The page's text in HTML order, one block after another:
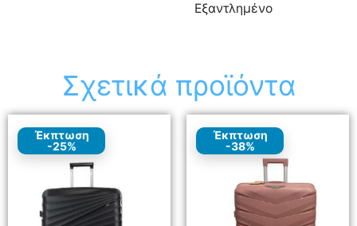
Εξαντλημένο
Σχετικά προϊόντα
Έκπτωση
-25%
Έκπτωση
-38%